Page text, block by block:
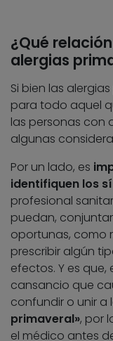
¿Qué
alergias
Si bien las
para todo aquel
las personas con
algunas
Por un lado, es
identifiquen los
profesional
puedan,
oportunas, como
prescribir algún
efectos. Y es
cansancio que
confundir o unir
primaveral», por
el médico antes